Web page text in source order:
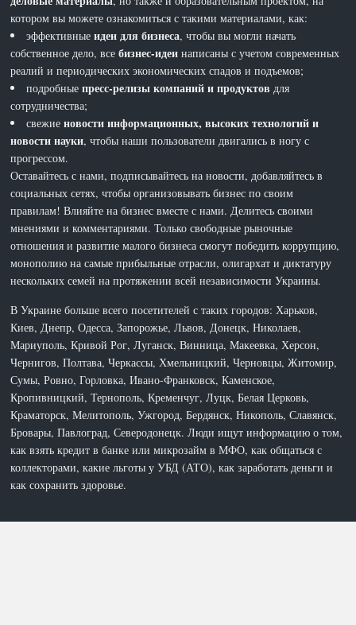
котором вы можете ознакомиться с такими материалами, как:
эффективныеидеи для бизнеса, чтобы вы могли начать
собственное дело, всебизнес-идеи написаны с учетом современных
реалий и периодических экономических спадов и подъемов;
подробныепресс-релизы компаний и продуктов для
сотрудничества;
свежиеновости информационных, высоких технологий и
новости науки, чтобы наши пользователи двигались в ногу с
прогрессом.
Оставайтесь с нами, подписывайтесь на новости, добавляйтесь в
социальных сетях, чтобы организовывать бизнес по своим
правилам! Влияйте на бизнес вместе с нами. Делитесь своими
мнениями и комментариями. Только свободные рыночные
отношения и развитие малого бизнеса смогут победить коррупцию,
монополию на самые прибыльные отрасли, олигархат и диктатуру
нескольких семей на протяжении всей независимости Украины.
В Украине больше всего посетителей с таких городов: Харьков,
Киев, Днепр, Одесса, Запорожье, Львов, Донецк, Николаев,
Мариуполь, Кривой Рог, Луганск, Винница, Макеевка, Херсон,
Чернигов, Полтава, Черкассы, Хмельницкий, Черновцы, Житомир,
Сумы, Ровно, Горловка, Ивано-Франковск, Каменское,
Кропивницкий, Тернополь, Кременчуг, Луцк, Белая Церковь,
Краматорск, Мелитополь, Ужгород, Бердянск, Никополь, Славянск,
Бровары, Павлоград, Северодонецк. Люди ищут информацию о том,
как взять кредит в банке или микрозайм в МФО, как общаться с
коллекторами, какие льготы у УБД (АТО), как заработать деньги и
как сохранить здоровье.